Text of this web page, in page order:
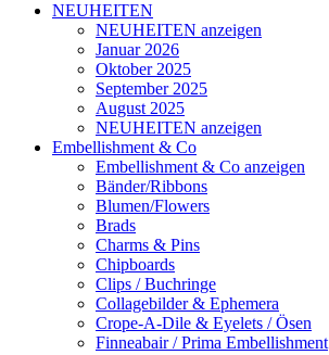
NEUHEITEN
NEUHEITEN anzeigen
Januar 2026
Oktober 2025
September 2025
August 2025
NEUHEITEN anzeigen
Embellishment & Co
Embellishment & Co anzeigen
Bänder/Ribbons
Blumen/Flowers
Brads
Charms & Pins
Chipboards
Clips / Buchringe
Collagebilder & Ephemera
Crope-A-Dile & Eyelets / Ösen
Finneabair / Prima Embellishment